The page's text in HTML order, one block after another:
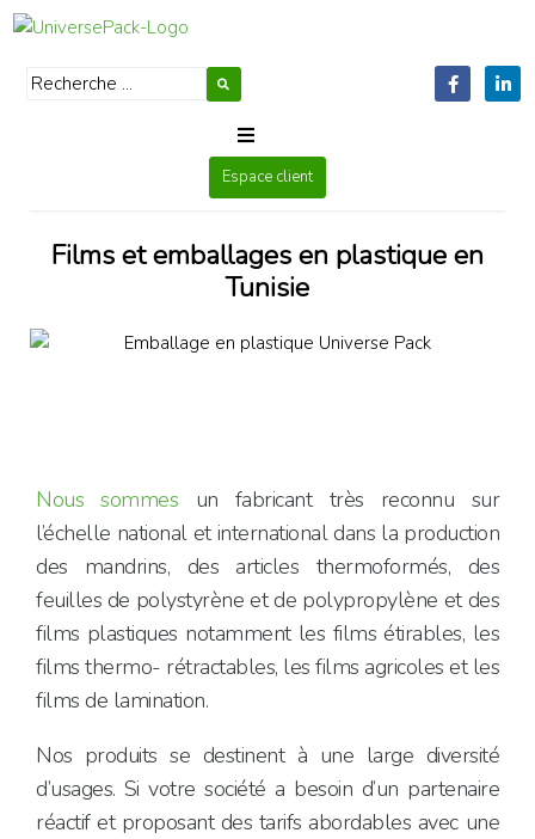
Produits
Français
Espace client
Films et emballages en plastique en
Tunisie
Nous sommes un fabricant très reconnu sur
l’échelle national et international dans la production
des mandrins, des articles thermoformés, des
feuilles de polystyrène et de polypropylène et des
films plastiques notamment les films étirables, les
films thermo- rétractables, les films agricoles et les
films de lamination.
Nos produits se destinent à une large diversité
d’usages. Si votre société a besoin d’un partenaire
réactif et proposant des tarifs abordables avec une